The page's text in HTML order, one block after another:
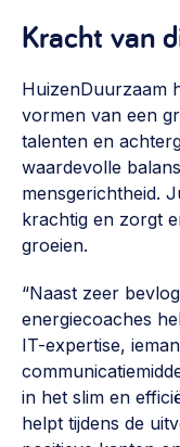
Kracht van
HuizenDuurzaam
vormen van een
talenten en
waardevolle
mensgerichtheid.
krachtig en zorgt
groeien.
“Naast zeer
energiecoaches
IT-expertise,
in het slim en
helpt tijdens de